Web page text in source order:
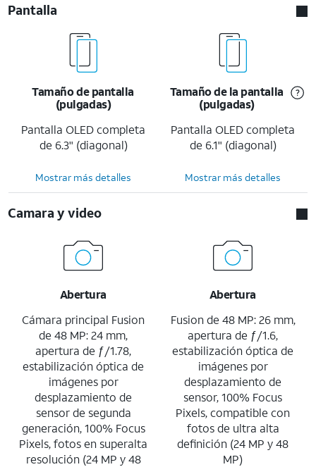
Pantalla
Tamaño de pantalla
(pulgadas)
Pantalla OLED completa
de 6.3" (diagonal)
Tamaño de la pantalla
(pulgadas)
Pantalla OLED completa
de 6.1" (diagonal)
Mostrar más detalles Mostrar más detalles
Camara y video
Abertura
Cámara principal Fusion
de 48 MP: 24 mm,
apertura de ƒ/1.78,
estabilización óptica de
imágenes por
desplazamiento de
sensor de segunda
generación, 100% Focus
Pixels, fotos en superalta
resolución (24 MP y 48
Abertura
Fusion de 48 MP: 26 mm,
apertura de ƒ/1.6,
estabilización óptica de
imágenes por
desplazamiento de
sensor, 100% Focus
Pixels, compatible con
fotos de ultra alta
definición (24 MP y 48
MP)